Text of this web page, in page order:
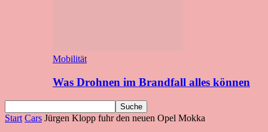
Mobilität
Was Drohnen im Brandfall alles können
Start Cars Jürgen Klopp fuhr den neuen Opel Mokka